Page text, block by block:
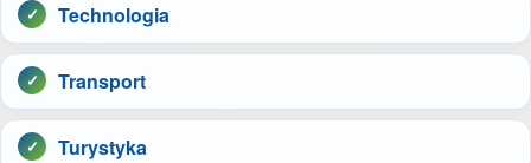
Technologia
Transport
Turystyka